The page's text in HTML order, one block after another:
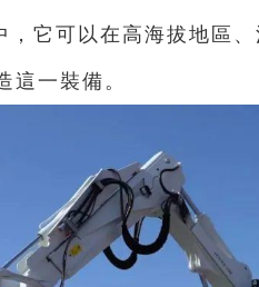
，它可以在高海拔地區、
這一裝備。